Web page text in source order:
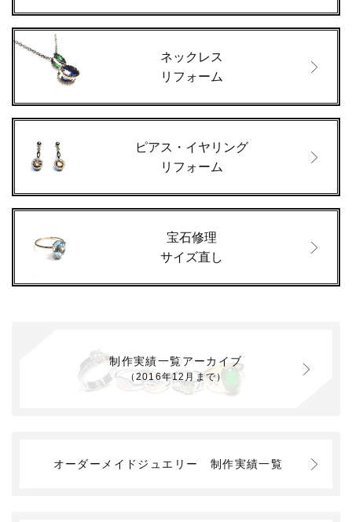
ネックレス
リフォーム
ピアス・イヤリング
リフォーム
宝石修理
サイズ直し
制作実績一覧アーカイブ
（2016年12月まで）
オーダーメイドジュエリー 制作実績一覧